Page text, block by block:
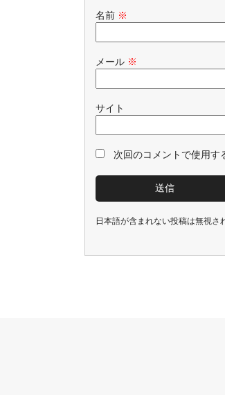
名前 ※
メール ※
サイト
次回のコメントで使用す
日本語が含まれない投稿は無視さ